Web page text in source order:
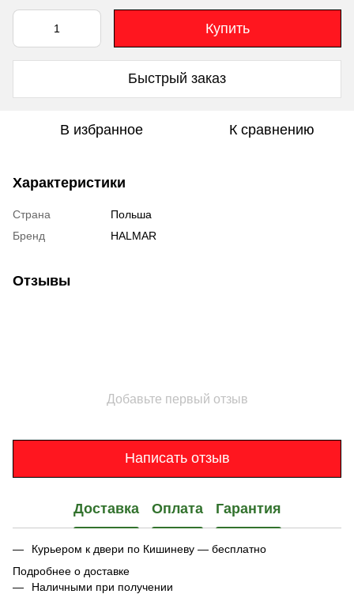
Купить
Быстрый заказ
В избранное К сравнению
Характеристики
Страна
Польша
Бренд
HALMAR
Отзывы
Добавьте первый отзыв
Написать отзыв
Доставка Оплата Гарантия
Курьером к двери по Кишиневу — бесплатно
Подробнее о доставке
Наличными при получении